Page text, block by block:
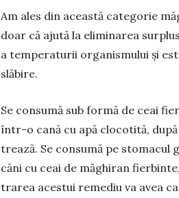
Am ales din această categorie
doar că ajută la eliminarea
a tempe­raturii organismului și
slăbire.
Se consumă sub formă de ceai
într-o cană cu apă clocotită,
trează. Se consumă pe stomacul
căni cu ceai de măghiran
trarea acestui remediu va avea